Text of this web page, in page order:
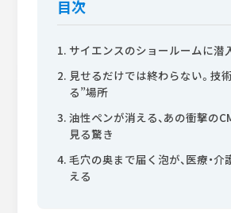
目次
サイエンスのショールームに潜
見せるだけでは終わらない。技
る”場所
油性ペンが消える、あの衝撃の
見る驚き
毛穴の奥まで届く泡が、医療・
える